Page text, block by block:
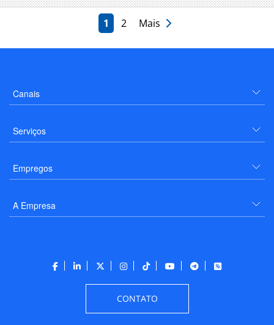
1 2 Mais
Canais
Serviços
Empregos
A Empresa
CONTATO